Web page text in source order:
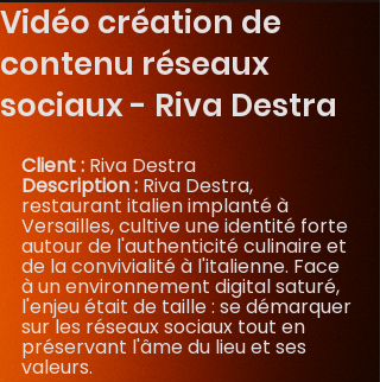
Vidéo création de
contenu réseaux
sociaux - Riva Destra
Client : Riva Destra
Description : Riva Destra,
restaurant italien implanté à
Versailles, cultive une identité forte
autour de l'authenticité culinaire et
de la convivialité à l'italienne. Face
à un environnement digital saturé,
l'enjeu était de taille : se démarquer
sur les réseaux sociaux tout en
préservant l'âme du lieu et ses
valeurs.